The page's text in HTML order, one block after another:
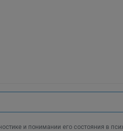
и понимании его состояния в